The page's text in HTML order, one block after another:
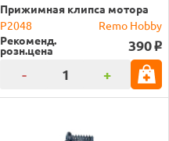
Прижимная клипса мотора
P2048
Remo Hobby
Рекоменд.
розн.цена 390 o
- +